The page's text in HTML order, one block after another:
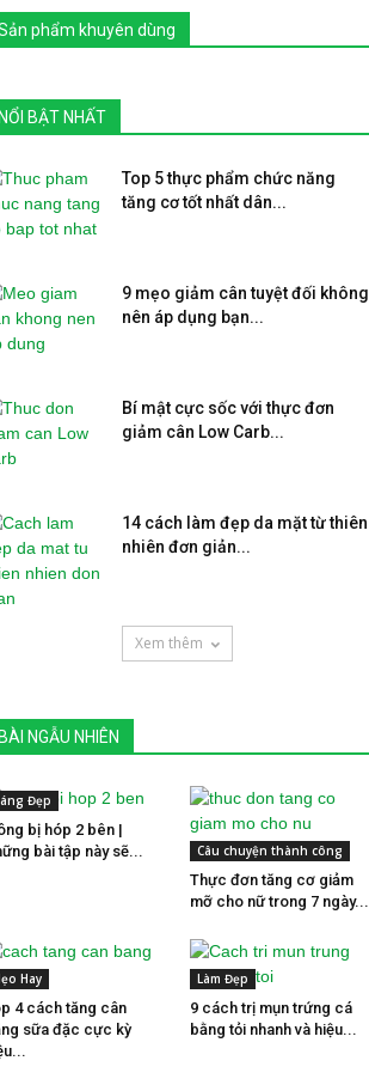
phẩm khuyên dùng
NỔI BẬT NHẤT
Top 5 thực phẩm chức năng
tăng cơ tốt nhất dân...
9 mẹo giảm cân tuyệt đối không
nên áp dụng bạn...
Bí mật cực sốc với thực đơn
giảm cân Low Carb...
14 cách làm đẹp da mặt từ thiên
nhiên đơn giản...
Xem thêm
BÀI NGẪU NHIÊN
Đẹp
bị hóp 2 bên |
bài tập này sẽ...
Câu chuyện thành công
Thực đơn tăng cơ giảm
mỡ cho nữ trong 7 ngày...
Hay
4 cách tăng cân
sữa đặc cực kỳ
Làm Đẹp
9 cách trị mụn trứng cá
bằng tỏi nhanh và hiệu...